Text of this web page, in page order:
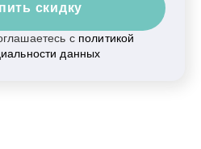
скидку
с политикой
данных